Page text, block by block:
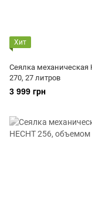
Хит
Сеялка механическая
270, 27 литров
3 999 грн